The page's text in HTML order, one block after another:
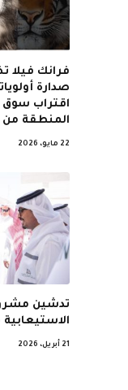
فرانك فيلا
صدارة
اقتراب سوق
المنطقة من 830 مليون دولار
22 مايو، 2026
تدشين
21 أبريل، 2026